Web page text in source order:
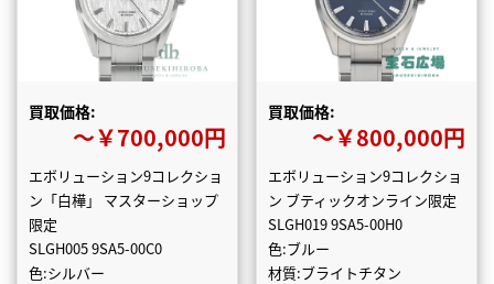
買取価格:
〜￥700,000円
エボリューション9コレクショ
ン「白樺」 マスターショップ
限定
SLGH005 9SA5-00C0
色:シルバー
買取価格:
〜￥800,000円
エボリューション9コレクショ
ン ブティックオンライン限定
SLGH019 9SA5-00H0
色:ブルー
材質:ブライトチタン